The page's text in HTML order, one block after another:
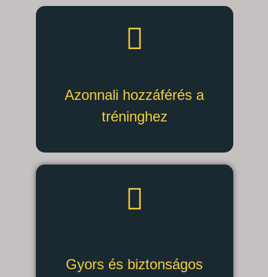
Azonnali hozzáférés a
tréninghez
Gyors és biztonságos